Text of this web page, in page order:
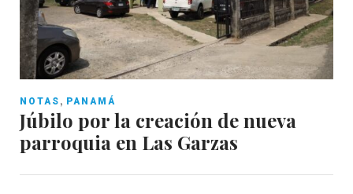
NOTAS , PANAMÁ
Júbilo por la creación de nueva
parroquia en Las Garzas